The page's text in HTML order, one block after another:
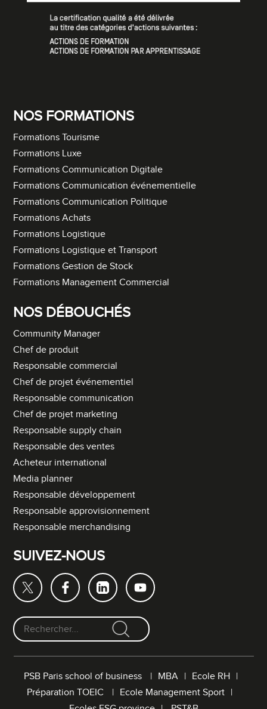
NOS FORMATIONS
Formations Tourisme
Formations Luxe
Formations Communication Digitale
Formations Communication événementielle
Formations Communication Politique
Formations Achats
Formations Logistique
Formations Logistique et Transport
Formations Gestion de Stock
Formations Management Commercial
NOS DÉBOUCHÉS
Community Manager
Chef de produit
Responsable commercial
Chef de projet événementiel
Responsable communication
Chef de projet marketing
Responsable supply chain
Responsable des ventes
Acheteur international
Media planner
Responsable développement
Responsable approvisionnement
Responsable merchandising
SUIVEZ-NOUS
F
PSB Paris school of business MBA
Ecole RH
Préparation TOEIC
Ecole Management Sport